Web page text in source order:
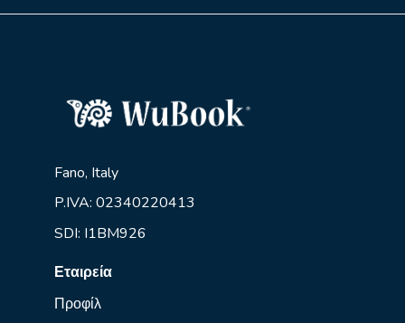
Fano, Italy
P.IVA: 02340220413
SDI: I1BM926
Εταιρεία
Προφίλ